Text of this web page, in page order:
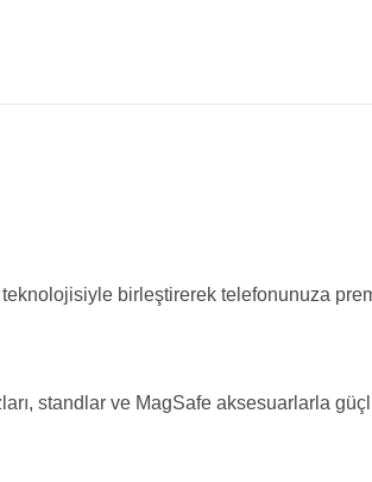
birleştirerek telefonunuza
standlar ve MagSafe aksesuarlarla